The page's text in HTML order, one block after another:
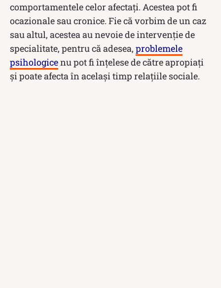
comportamentele celor afectați. Acestea pot fi
ocazionale sau cronice. Fie că vorbim de un caz
sau altul, acestea au nevoie de intervenție de
specialitate, pentru că adesea, problemele
psihologicenu pot fi înțelese de către apropiați
și poate afecta în același timp relațiile sociale.